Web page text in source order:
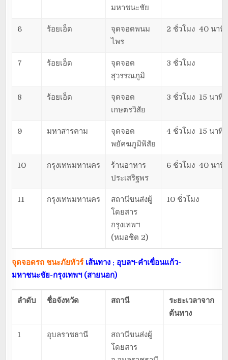
มหาชนะชัย
6 ร้อยเอ็ด
จุดจอดพนม
ไพร
2 ชั่วโมง 40 นาที
7 ร้อยเอ็ด
จุดจอด
สุวรรณภูมิ
3 ชั่วโมง
8 ร้อยเอ็ด
จุดจอด
เกษตรวิสัย
3 ชั่วโมง 15 นาที
9 มหาสารคาม
จุดจอด
พยัคฆภูมิพิสัย
4 ชั่วโมง 15 นาที
10 กรุงเทพมหานคร
ร้านอาหาร
ประเสริฐพร
6 ชั่วโมง 40 นาที
11 กรุงเทพมหานคร
สถานีขนส่งผู้
โดยสาร
กรุงเทพฯ
(หมอชิต 2)
10 ชั่วโมง
จุดจอดรถ ชนะภัยทัวร์ เส้นทาง : อุบลฯ-คำเขื่อนแก้ว-
มหาชนะชัย-กรุงเทพฯ (สายนอก)
ลำดับ ชื่อจังหวัด สถานี
ระยะเวลาจาก
ต้นทาง
1 อุบลราชธานี
สถานีขนส่งผู้
โดยสาร